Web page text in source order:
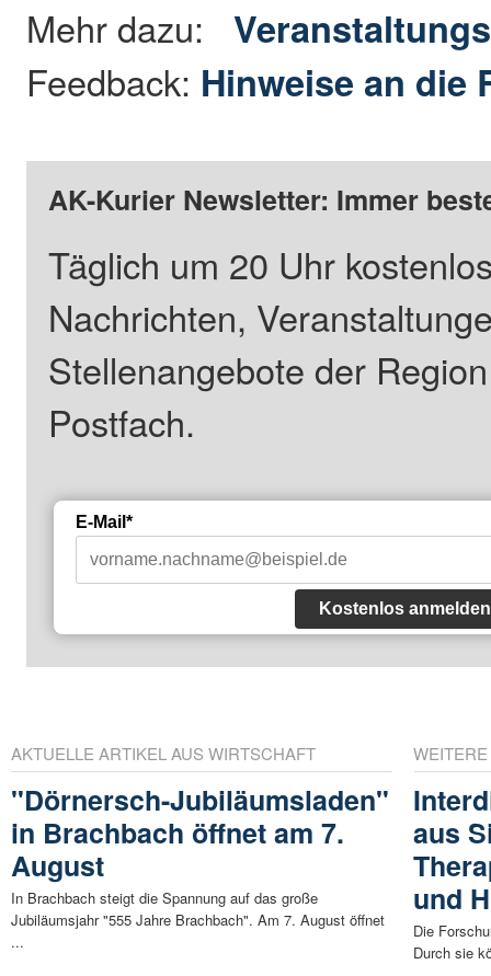
Mehr dazu:
Feedback: Hinweise an die
AK-Kurier Newsletter: Immer
Täglich um 20 Uhr
Nachrichten,
Stellenangebote der
Postfach.
E-Mail*
Kostenlos anmelden
AKTUELLE ARTIKEL AUS WIRTSCHAFT
"Dörnersch-Jubiläumsladen"
in Brachbach öffnet am 7.
August
In Brachbach steigt die Spannung auf das große
Jubiläumsjahr "555 Jahre Brachbach". Am 7. August öffnet
...
aus
und
Die
Durch sie